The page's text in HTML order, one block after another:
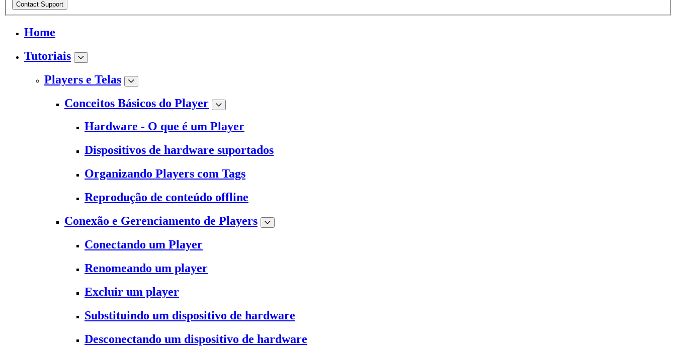
Contact Support
Home
Tutoriais
Players e Telas
Conceitos Básicos do Player
Hardware - O que é um Player
Dispositivos de hardware suportados
Organizando Players com Tags
Reprodução de conteúdo offline
Conexão e Gerenciamento de Players
Conectando um Player
Renomeando um player
Excluir um player
Substituindo um dispositivo de hardware
Desconectando um dispositivo de hardware